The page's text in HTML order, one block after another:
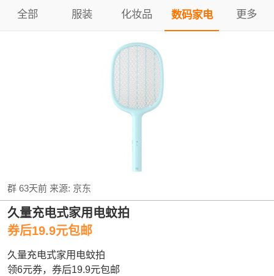
全部 服装 化妆品 数码家电 更多
群 63天前来源: 京东
久量充电式家用电蚊拍
券后19.9元包邮
久量充电式家用电蚊拍
领6元券，券后19.9元包邮